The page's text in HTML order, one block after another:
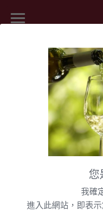
商品
所有商品分類
甜酒
黎巴嫩
紅酒 red
白酒
美國｜頂
匈牙利
舊世界
法國
法國｜日
法國｜
勃根地
勃根地
勃根地｜
波爾多列
西班牙
新世界
美國
美國｜
美國｜進
智利｜日
阿根廷
香檳氣泡酒
香檳｜日常
香檳｜進階選
VIP快訊
精選白酒 white
紅酒 red wine
白酒 white wine
波爾多日常選酒
波爾多收藏級選
波爾多列級酒｜
您
我確
進入此網站，即表